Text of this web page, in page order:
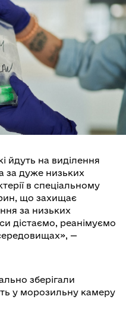
йдуть на виділення
за дуже низьких
в спеціальному
що захищає
за низьких
дістаємо, реанімуємо
—
зберігали
у морозильну камеру